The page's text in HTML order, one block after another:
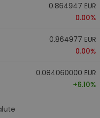
0.864947 EUR
0.00%
0.864977 EUR
0.00%
0.084060000 EUR
+6.10%